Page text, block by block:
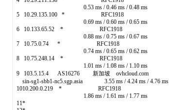
0.53 ms / 0.46 ms / 0.48 ms
5 10.29.135.100 * RFC1918
0.69 ms / 0.60 ms / 0.65 ms
6 10.133.65.52 * RFC1918
0.88 ms / 0.75 ms / 0.67 ms
7 10.75.0.74 * RFC1918
0.74 ms / 0.65 ms / 0.62 ms
8 10.75.248.14 * RFC1918
1.01 ms / 1.08 ms / 1.10 ms
9 103.5.15.4 AS16276 新加坡 ovhcloud.com
sin-sg1-sbb1-nc5.sgp.asia 3.55 ms / 4.24 ms / 4.76 ms
1010.200.0.219 * RFC1918
1.86 ms / 1.61 ms / 1.77 ms
11*